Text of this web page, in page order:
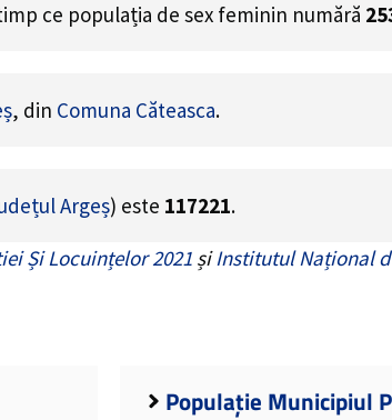
ce populația de sex feminin numără
, din Comuna Căteasca.
Argeș) este 117221.
Și Locuințelor 2021 șiInstitutul Național
Populație Municipiul